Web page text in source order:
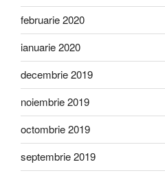
februarie 2020
ianuarie 2020
decembrie 2019
noiembrie 2019
octombrie 2019
septembrie 2019